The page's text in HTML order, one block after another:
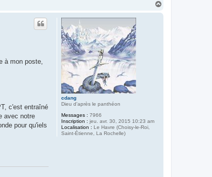
cdang
Dieu d'après le panthéon
Messages : 7966
Inscription : jeu. avr. 30, 2015 10:23 am
Localisation : Le Havre (Choisy-le-Roi,
Saint-Étienne, La Rochelle)
à mon poste,
c'est entraîné
avec notre
pour qu'iels